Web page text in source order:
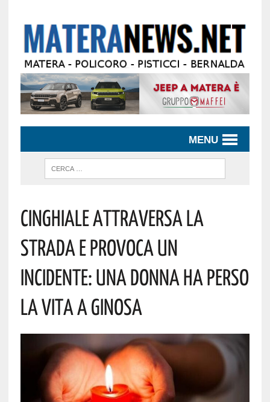
MENU
Cinghiale Attraversa La
Strada E Provoca Un
Incidente: Una Donna Ha Perso
La Vita A Ginosa